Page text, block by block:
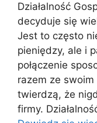
Działalność
decyduje się
Jest to często
pieniędzy, ale i
połączenie
razem ze
twierdzą, że
firmy.